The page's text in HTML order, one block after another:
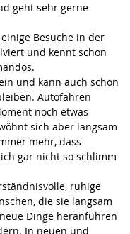
geht sehr gerne
Besuche in der
und kennt schon
und kann auch schon
Autofahren
noch etwas
sich aber langsam
mehr, dass
gar nicht so schlimm
ruhige
die sie langsam
Dinge heranführen
In neuen und